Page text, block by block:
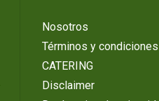
Nosotros
Términos y condiciones
CATERING
Disclaimer